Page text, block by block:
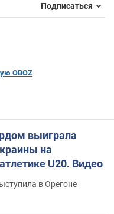
Подписаться
OBOZ
выиграла
на
U20. Видео
в Орегоне